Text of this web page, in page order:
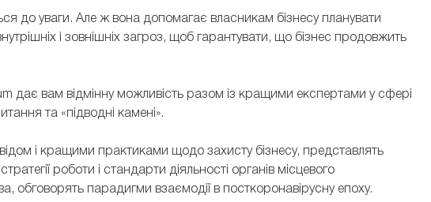
до уваги. Але ж вона допомагає власникам бізнесу планувати
і зовнішніх загроз, щоб гарантувати, що бізнес продовжить
дає вам відмінну можливість разом із кращими експертами у сфері
та «підводні камені».
і кращими практиками щодо захисту бізнесу, представлять
роботи і стандарти діяльності органів місцевого
обговорять парадигми взаємодії в посткоронавірусну епоху.
адвокатка, Голова наглядової
ЗОЯ ЯРОШ